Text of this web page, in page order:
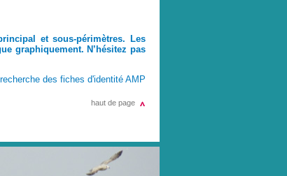
et sous-périmètres. Les
graphiquement. N’hésitez pas
des fiches d'identité AMP
haut de page